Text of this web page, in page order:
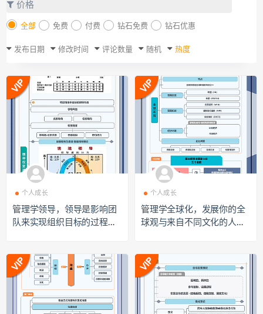
价格
全部 免费 付费 钻石免费 钻石优惠
发布日期 修改时间 评论数量 随机 热度
个人成长
管理学领导，领导是影响团
队来实现组织目标的过程
个人成长
管理学全球化，发展你的全
球观与来自不同文化的人共